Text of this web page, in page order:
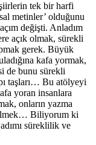
tek bir harfi
metinler’ olduğunu
değişti. Anladım
açık olmak, sürekli
gerek. Büyük
kafa yormak,
de bunu sürekli
taşları… Bu atölyeyi
yoran insanlara
onların yazma
Biliyorum ki
süreklilik ve